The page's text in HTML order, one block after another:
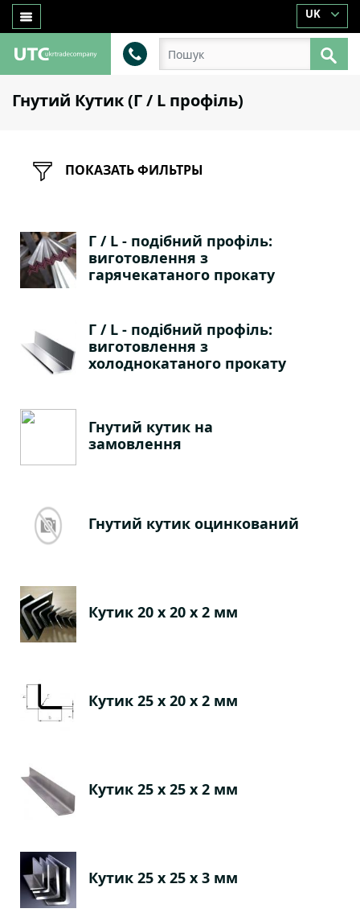
UK
Гнутий Кутик (Г / L профіль)
ПОКАЗАТЬ ФИЛЬТРЫ
Г / L - подібний профіль:
виготовлення з
гарячекатаного прокату
Г / L - подібний профіль:
виготовлення з
холоднокатаного прокату
Гнутий кутик на
замовлення
Гнутий кутик оцинкований
Кутик 20 х 20 х 2 мм
Кутик 25 х 20 х 2 мм
Кутик 25 х 25 х 2 мм
Кутик 25 х 25 х 3 мм